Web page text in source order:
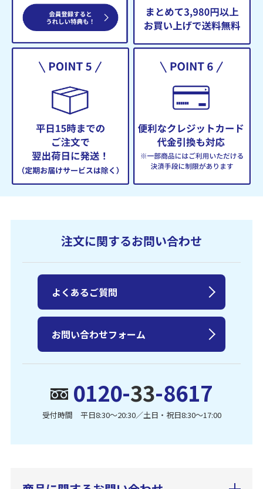
注文に関するお問い合わせ
0120-33-8617
受付時間 平日8:30〜20:30／土日・祝日8:30〜17:00
よくあるご質問
お問い合わせフォーム